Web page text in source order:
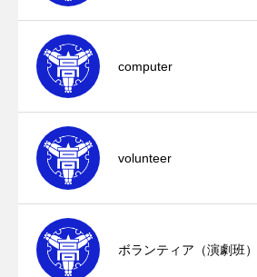
computer
volunteer
ボランティア（演劇班）